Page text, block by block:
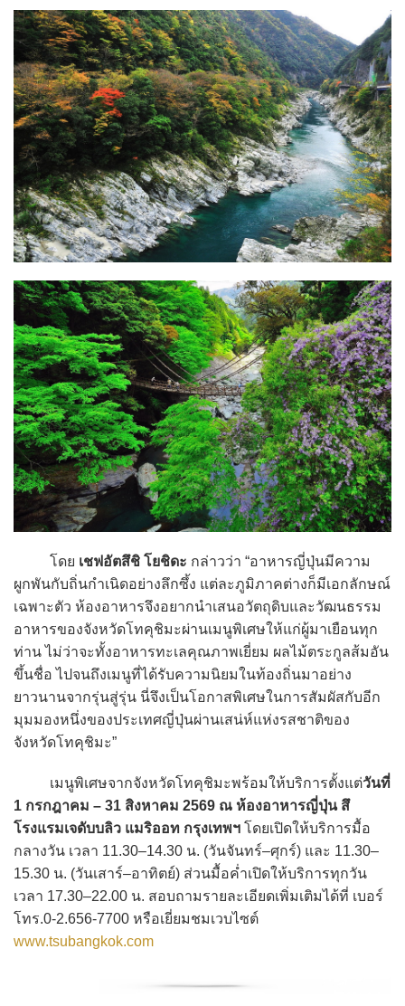
โดย เชฟอัตสึชิ โยชิดะ กล่าวว่า “อาหารญี่ปุ่นมีความ
ผูกพันกับถิ่นกำเนิดอย่างลึกซึ้ง แต่ละภูมิภาคต่างก็มีเอกลักษณ์
เฉพาะตัว ห้องอาหารจึงอยากนำเสนอวัตถุดิบและวัฒนธรรม
อาหารของจังหวัดโทคุชิมะผ่านเมนูพิเศษให้แก่ผู้มาเยือนทุก
ท่าน ไม่ว่าจะทั้งอาหารทะเลคุณภาพเยี่ยม ผลไม้ตระกูลส้มอัน
ขึ้นชื่อ ไปจนถึงเมนูที่ได้รับความนิยมในท้องถิ่นมาอย่าง
ยาวนานจากรุ่นสู่รุ่น นี่จึงเป็นโอกาสพิเศษในการสัมผัสกับอีก
มุมมองหนึ่งของประเทศญี่ปุ่นผ่านเสน่ห์แห่งรสชาติของ
จังหวัดโทคุชิมะ”
เมนูพิเศษจากจังหวัดโทคุชิมะพร้อมให้บริการตั้งแต่วันที่
1 กรกฎาคม – 31 สิงหาคม 2569 ณ ห้องอาหารญี่ปุ่น สึ
โรงแรมเจดับบลิว แมริออท กรุงเทพฯ โดยเปิดให้บริการมื้อ
กลางวัน เวลา 11.30–14.30 น. (วันจันทร์–ศุกร์) และ 11.30–
15.30 น. (วันเสาร์–อาทิตย์) ส่วนมื้อค่ำเปิดให้บริการทุกวัน
เวลา 17.30–22.00 น. สอบถามรายละเอียดเพิ่มเติมได้ที่ เบอร์
โทร.0-2.656-7700 หรือเยี่ยมชมเวบไซต์
www.tsubangkok.com